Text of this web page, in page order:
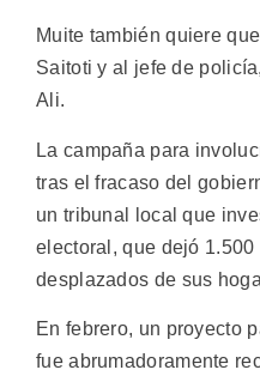
Muite también quiere
Saitoti y al jefe de
Ali.
La campaña para
tras el fracaso del
un tribunal local que
electoral, que dejó
desplazados de sus
En febrero, un proyecto
fue abrumadoramente